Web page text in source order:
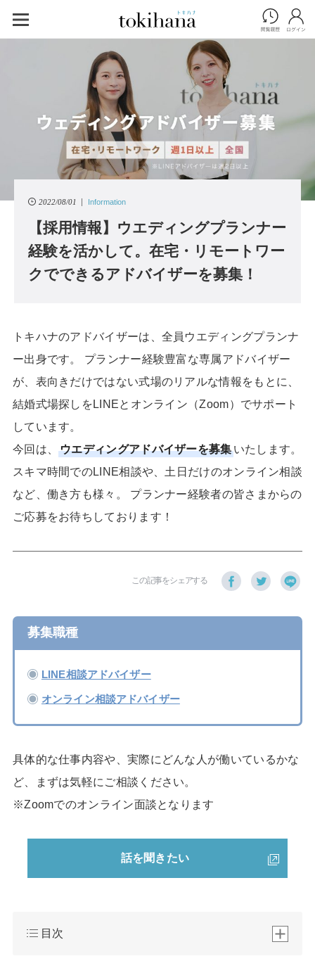
2022/08/01 Information
【採用情報】ウエディングプランナー
経験を活かして。在宅・リモートワー
クでできるアドバイザーを募集！
トキハナのアドバイザーは、全員ウエディングプランナ
ー出身です。 プランナー経験豊富な専属アドバイザー
が、表向きだけではない式場のリアルな情報をもとに、
結婚式場探しをLINEとオンライン（Zoom）でサポート
しています。
今回は、ウエディングアドバイザーを募集いたします。
スキマ時間でのLINE相談や、土日だけのオンライン相談
など、働き方も様々。 プランナー経験者の皆さまからの
ご応募をお待ちしております！
この記事をシェアする
募集職種
LINE相談アドバイザー
オンライン相談アドバイザー
具体的な仕事内容や、実際にどんな人が働いているかな
ど、まずは気軽にご相談ください。
※Zoomでのオンライン面談となります
話を聞きたい
目次